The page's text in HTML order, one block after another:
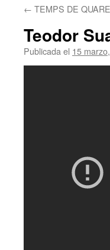
← TEMPS DE
Teodor
Publicada el 15